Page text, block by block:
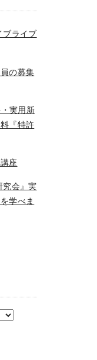
ブライブ
の募集
実用新
『特許
座
究会』実
学べま